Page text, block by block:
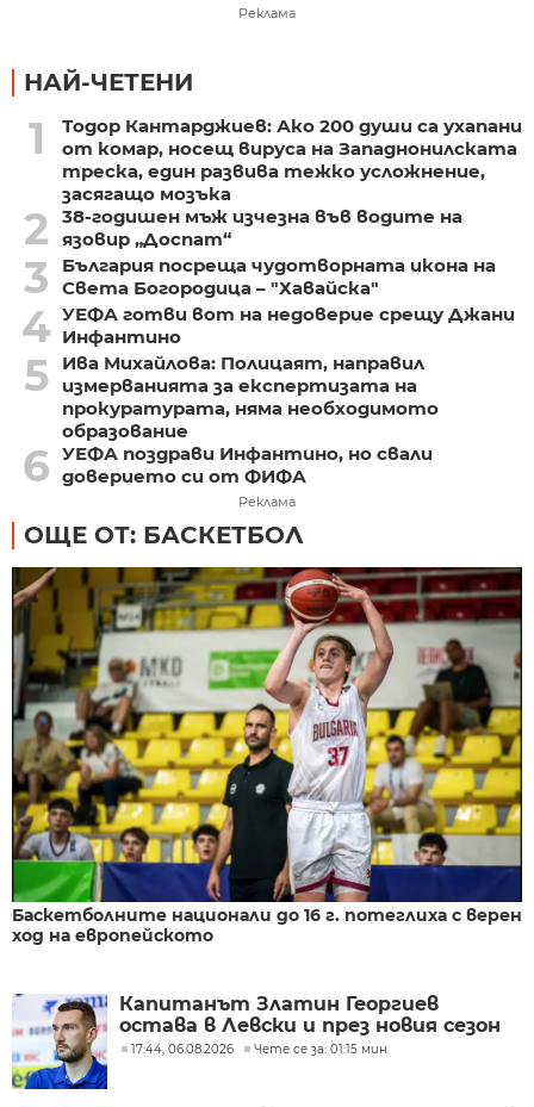
Реклама
НАЙ-ЧЕТЕНИ
1
Тодор Кантарджиев: Ако 200 души са ухапани
от комар, носещ вируса на Западнонилската
треска, един развива тежко усложнение,
засягащо мозъка
2
38-годишен мъж изчезна във водите на
язовир „Доспат“
3
България посреща чудотворната икона на
Света Богородица – "Хавайска"
4 УЕФА готви вот на недоверие срещу Джани
Инфантино
5
Ива Михайлова: Полицаят, направил
измерванията за експертизата на
прокуратурата, няма необходимото
образование
6 УЕФА поздрави Инфантино, но свали
доверието си от ФИФА
Реклама
ОЩЕ ОТ: БАСКЕТБОЛ
Баскетболните национали до 16 г. потеглиха с верен
ход на европейското
Капитанът Златин Георгиев
остава в Левски и през новия сезон
17:44, 06.08.2026 Чете се за: 01:15 мин.